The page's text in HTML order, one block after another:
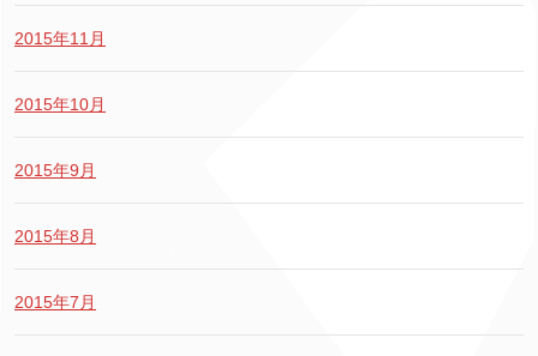
2015年11月
2015年10月
2015年9月
2015年8月
2015年7月